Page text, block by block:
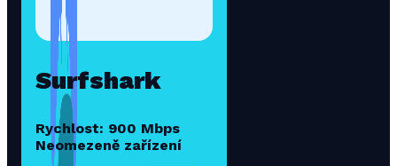
Surfshark
Rychlost: 900 Mbps
Neomezeně zařízení